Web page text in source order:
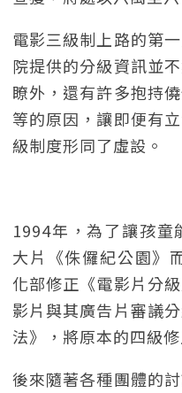
電影三級制上路的第
院提供的分級資訊並
瞭外，還有許多抱持
等的原因，讓即便有
級制度形同了虛設。
1994年，為了讓孩童
大片《侏儸紀公園》
化部修正《電影片分
影片與其廣告片審議
法》，將原本的四級
後來隨著各種團體的